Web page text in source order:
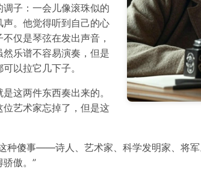
子：一会儿像滚珠似的
。他觉得听到自己的心
仅是琴弦在发出声音，
乐谱不容易演奏，但是
以拉它几下子。
这两件东西奏出来的。
艺术家忘掉了，但是这
种傻事——诗人、艺术家、科学发明家、将
傲。”